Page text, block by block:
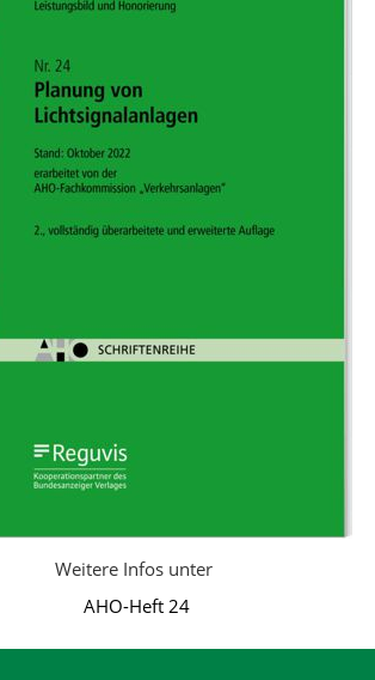
Weitere Infos unter
AHO-Heft 24